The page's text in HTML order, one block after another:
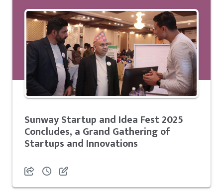
Sunway Startup and Idea Fest 2025
Concludes, a Grand Gathering of
Startups and Innovations